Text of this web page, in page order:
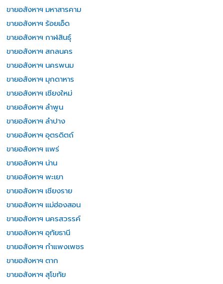
ขายอสังหาฯ มหาสารคาม
ขายอสังหาฯ ร้อยเอ็ด
ขายอสังหาฯ กาฬสินธุ์
ขายอสังหาฯ สกลนคร
ขายอสังหาฯ นครพนม
ขายอสังหาฯ มุกดาหาร
ขายอสังหาฯ เชียงใหม่
ขายอสังหาฯ ลำพูน
ขายอสังหาฯ ลำปาง
ขายอสังหาฯ อุตรดิตถ์
ขายอสังหาฯ แพร่
ขายอสังหาฯ น่าน
ขายอสังหาฯ พะเยา
ขายอสังหาฯ เชียงราย
ขายอสังหาฯ แม่ฮ่องสอน
ขายอสังหาฯ นครสวรรค์
ขายอสังหาฯ อุทัยธานี
ขายอสังหาฯ กำแพงเพชร
ขายอสังหาฯ ตาก
ขายอสังหาฯ สุโขทัย